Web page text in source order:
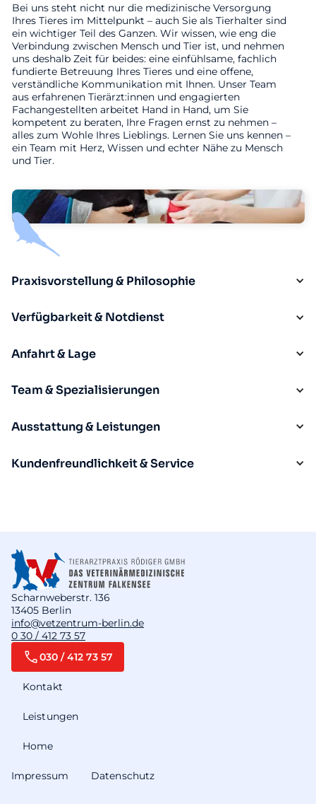
Bei uns steht nicht nur die medizinische Versorgung
Ihres Tieres im Mittelpunkt – auch Sie als Tierhalter sind
ein wichtiger Teil des Ganzen. Wir wissen, wie eng die
Verbindung zwischen Mensch und Tier ist, und nehmen
uns deshalb Zeit für beides: eine einfühlsame, fachlich
fundierte Betreuung Ihres Tieres und eine offene,
verständliche Kommunikation mit Ihnen. Unser Team
aus erfahrenen Tierärzt:innen und engagierten
Fachangestellten arbeitet Hand in Hand, um Sie
kompetent zu beraten, Ihre Fragen ernst zu nehmen –
alles zum Wohle Ihres Lieblings. Lernen Sie uns kennen –
ein Team mit Herz, Wissen und echter Nähe zu Mensch
und Tier.
Praxisvorstellung & Philosophie
Verfügbarkeit & Notdienst
Anfahrt & Lage
Team & Spezialisierungen
Ausstattung & Leistungen
Kundenfreundlichkeit & Service
Scharnweberstr. 136
13405 Berlin
info@vetzentrum-berlin.de
0 30 / 412 73 57
Home
Leistungen
Kontakt
030 / 412 73 57
Impressum Datenschutz